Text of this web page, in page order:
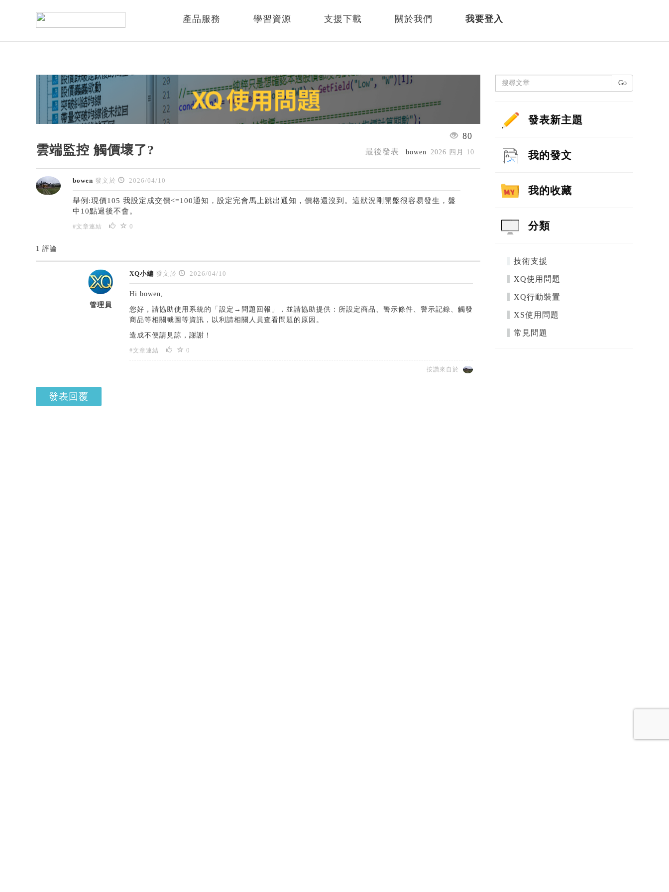
產品服務 學習資源 支援下載 關於我們 我要登入
雲端監控 觸價壞了?
80
最後發表 bowen 2026 四月 10
bowen 發文於 2026/04/10
舉例:現價105 我設定成交價<=100通知，設定完會馬上跳出通知，價格還沒到。這狀況剛開盤很容易發生，盤
中10點過後不會。
#文章連結 0
1 評論
管理員
XQ小編 發文於 2026/04/10
Hi bowen,
您好，請協助使用系統的「設定→問題回報」，並請協助提供：所設定商品、警示條件、警示記錄、觸發
商品等相關截圖等資訊，以利請相關人員查看問題的原因。
造成不便請見諒，謝謝！
#文章連結 0
按讚來自於
發表回覆
Go
發表新主題
我的發文
我的收藏
分類
技術支援
XQ使用問題
XQ行動裝置
XS使用問題
常見問題